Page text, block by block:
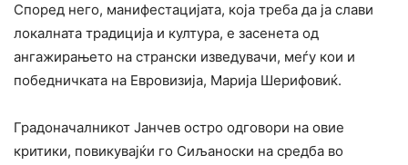
Според него, манифестацијата, која треба да ја слави
локалната традиција и култура, е засенета од
ангажирањето на странски изведувачи, меѓу кои и
победничката на Евровизија, Марија Шерифовиќ.
Градоначалникот Јанчев остро одговори на овие
критики, повикувајќи го Сиљаноски на средба во